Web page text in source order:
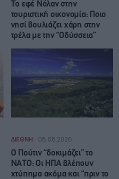
Το εφέ Νόλαν στην
τουριστική οικονομία: Ποιο
νησί βουλιάζει χάρη στην
τρέλα με την “Οδύσσεια”
ΔΙΕΘΝΗ 08.08.2026
Ο Πούτιν “δοκιμάζει” το
ΝΑΤΟ: Οι ΗΠΑ βλέπουν
χτύπημα ακόμα και “πριν το